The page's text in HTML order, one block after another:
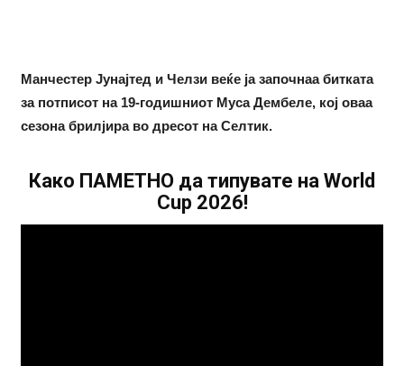
Италијански петтолигаш добива неверојатен стадион од 62
милиони евра? (Видео)
Голем удар за Барселона: Херојот на финалето на Светското
Манчестер Јунајтед и Челзи веќе ја започнаа битката
за потписот на 19-годишниот Муса Дембеле, кој оваа
сезона брилјира во дресот на Селтик.
Како ПАМЕТНО да типувате на World
Cup 2026!